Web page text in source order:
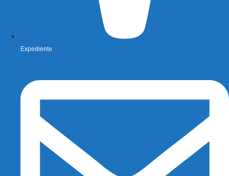
Expediente